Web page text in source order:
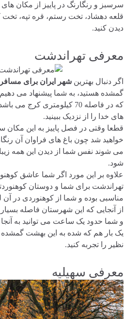
سرسبز و رنگارنگ در پاییز از مکان
قلعه دهشاد، تخت رستم، قره تپه،
دیدن کنید.
معرفی تهراندشت
اگر دنبال بهترین شهر ایران برای
گمشده هستید، به شما پیشنهاد می
که در فاصله 70 کیلومتری کرج
های خدا را از نزدیک ببینید.
قطعا وقتی در فصل پاییز به این مکان
خواهید شد چون باغ های فراوان آن
می شوند نفس شما از دیدن این همه
شود.
علاوه بر این مورد اگر شما عاشق
تهراندشت برای شما و دوستان
مناسبی بوده و شما از کوهنوردی در آن
از آنجایی که این شهرستان فاصله
و شما حدود یک ساعت می توانید به آنجا
یک بار هم که شده به این بهشت گمشده
نظیر را تجربه کنید.
معرفی سهیلیه